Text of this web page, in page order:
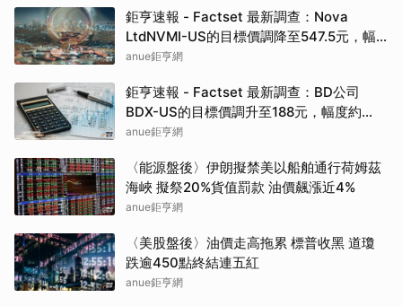
鉅亨速報 - Factset 最新調查：Nova
LtdNVMI-US的目標價調降至547.5元，幅
度約8.75%
anue鉅亨網
鉅亨速報 - Factset 最新調查：BD公司
BDX-US的目標價調升至188元，幅度約
5.92%
anue鉅亨網
〈能源盤後〉伊朗擬禁美以船舶通行荷姆茲
海峽 擬祭20%貨值罰款 油價飆漲近4%
anue鉅亨網
〈美股盤後〉油價走高拖累 標普收黑 道瓊
跌逾450點終結連五紅
anue鉅亨網